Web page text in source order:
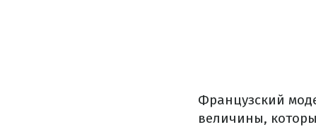
Французский
величины,